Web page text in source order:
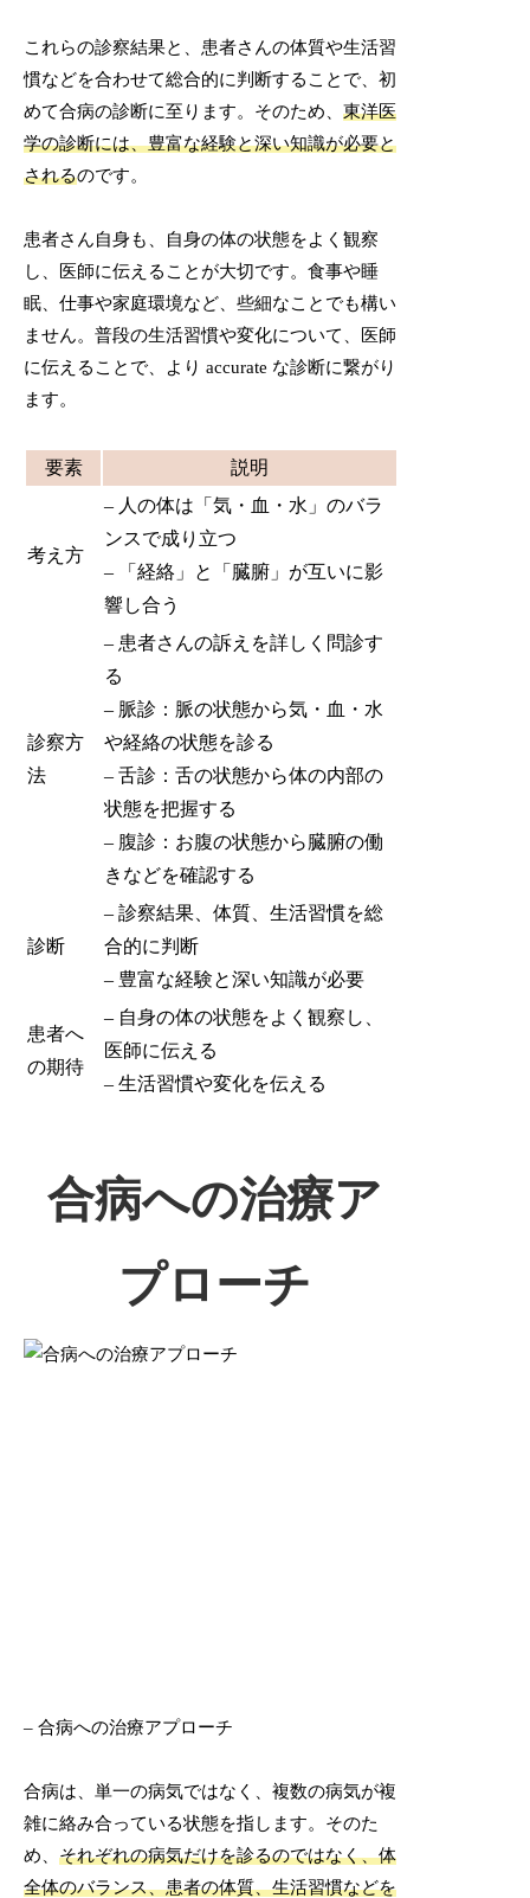
これらの診察結果と、患者さんの体質や生活習
慣などを合わせて総合的に判断することで、初
めて合病の診断に至ります。そのため、東洋医
学の診断には、豊富な経験と深い知識が必要と
されるのです。
患者さん自身も、自身の体の状態をよく観察
し、医師に伝えることが大切です。食事や睡
眠、仕事や家庭環境など、些細なことでも構い
ません。普段の生活習慣や変化について、医師
に伝えることで、より accurate な診断に繋がり
ます。
要素 説明
考え方
– 人の体は「気・血・水」のバラ
ンスで成り立つ
– 「経絡」と「臓腑」が互いに影
響し合う
診察方
法
– 患者さんの訴えを詳しく問診す
る
– 脈診：脈の状態から気・血・水
や経絡の状態を診る
– 舌診：舌の状態から体の内部の
状態を把握する
– 腹診：お腹の状態から臓腑の働
きなどを確認する
診断
– 診察結果、体質、生活習慣を総
合的に判断
– 豊富な経験と深い知識が必要
患者へ
の期待
– 自身の体の状態をよく観察し、
医師に伝える
– 生活習慣や変化を伝える
合病への治療ア
プローチ
– 合病への治療アプローチ
合病は、単一の病気ではなく、複数の病気が複
雑に絡み合っている状態を指します。そのた
め、それぞれの病気だけを診るのではなく、体
全体のバランス、患者の体質、生活習慣などを